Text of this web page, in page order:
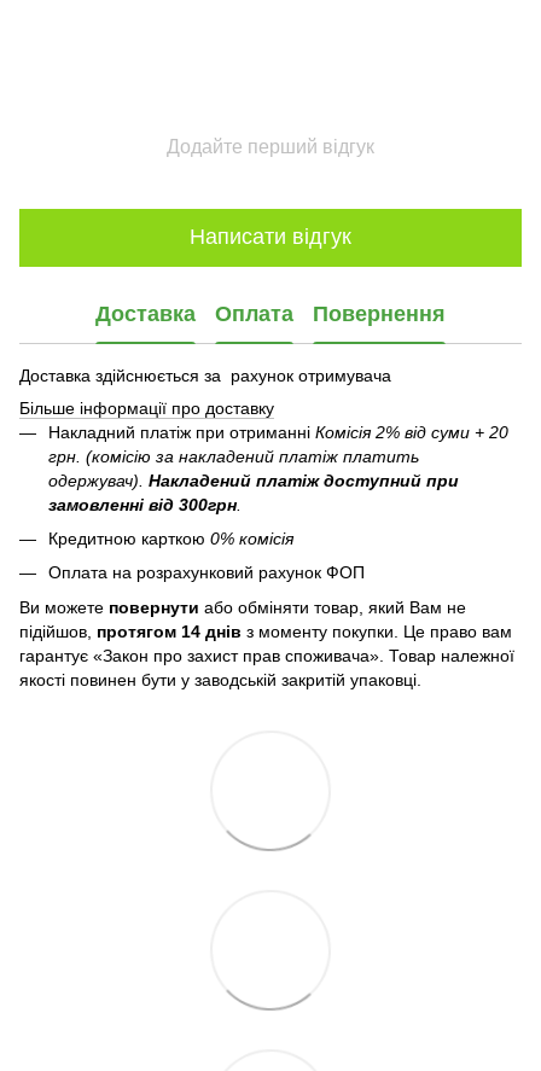
Додайте перший відгук
Написати відгук
Доставка Оплата Повернення
Доставка здійснюється за рахунок отримувача
Більше інформації про доставку
Накладний платіж при отриманні Комісія 2% від суми + 20
грн. (комісію за накладений платіж платить
одержувач). Накладений платіж доступний при
замовленні від 300грн
Кредитною карткою 0% комісія
Оплата на розрахунковий рахунок ФОП
Ви можете повернути або обміняти товар, який Вам не
підійшов, протягом 14 днів з моменту покупки. Це право вам
гарантує «Закон про захист прав споживача». Товар належної
якості повинен бути у заводській закритій упаковці.